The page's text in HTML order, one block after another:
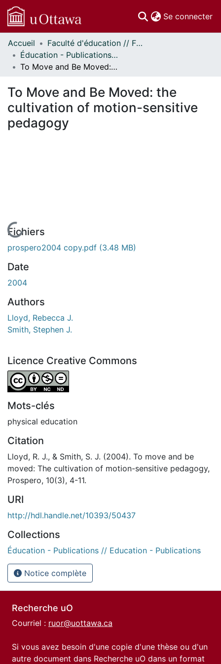
Se connecter
Communautés
et collections
Parcourir
À propos
Accueil
Faculté d'éducation // Faculty of Education
Éducation - Publications // Education - Publications
To Move and Be Moved: the cultivation of motion-sensitive pedagogy
To Move and Be Moved: the
cultivation of motion-sensitive
pedagogy
En cours de chargement...
Fichiers
prospero2004 copy.pdf (3.48 MB)
Date
2004
Authors
Lloyd, Rebecca J.
Smith, Stephen J.
Licence Creative Commons
Attribution-NonCommercial-NoDerivatives 4.0
Mots-clés
physical education
Citation
Lloyd, R. J., & Smith, S. J. (2004). To move and be
moved: The cultivation of motion-sensitive pedagogy,
Prospero, 10(3), 4-11.
URI
http://hdl.handle.net/10393/50437
Collections
Éducation - Publications // Education - Publications
Notice complète
Recherche uO
Courriel : ruor@uottawa.ca
Si vous avez besoin d'une copie d'une thèse ou d'un
autre document dans Recherche uO dans un format